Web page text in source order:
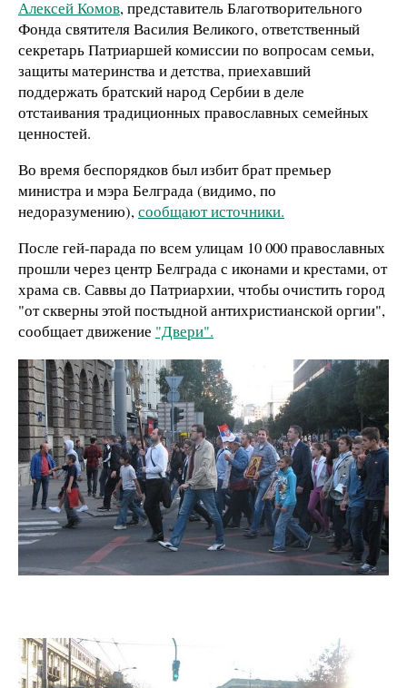
Алексей Комов, представитель Благотворительного
Фонда святителя Василия Великого, ответственный
секретарь Патриаршей комиссии по вопросам семьи,
защиты материнства и детства, приехавший
поддержать братский народ Сербии в деле
отстаивания традиционных православных семейных
ценностей.
Во время беспорядков был избит брат премьер
министра и мэра Белграда (видимо, по
недоразумению),сообщают источники.
После гей-парада по всем улицам 10 000 православных
прошли через центр Белграда с иконами и крестами, от
храма св. Саввы до Патриархии, чтобы очистить город
"от скверны этой постыдной антихристианской оргии",
сообщает движение "Двери".